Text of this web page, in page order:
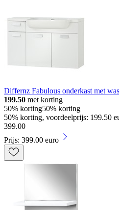
Differnz Fabulous onderkast met
199.50 met korting
50% korting50% korting
50% korting, voordeelprijs: 199.50
399.00
Prijs: 399.00 euro